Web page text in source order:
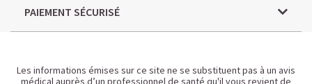
PAIEMENT SÉCURISÉ
Les informations émises sur ce site ne se substituent pas à un avis
médical auprès d’un professionnel de santé qu'il vous revient de